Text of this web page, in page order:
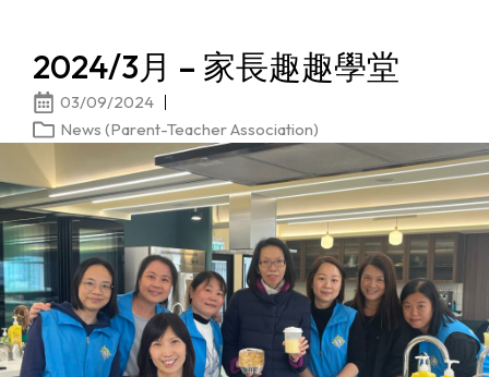
2024/3月 – 家長趣趣學堂
03/09/2024
News (Parent-Teacher Association)